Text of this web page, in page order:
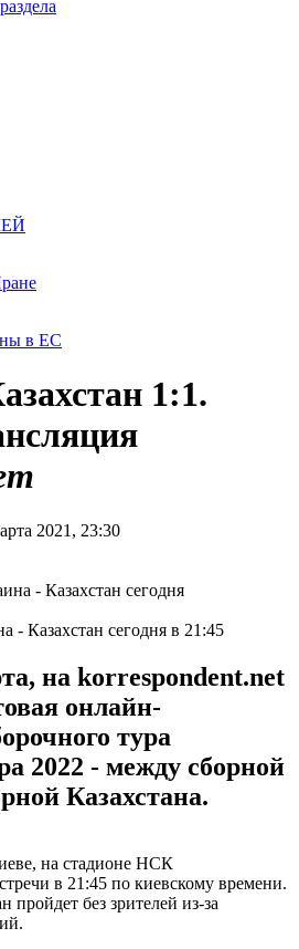
в ЕС
1:1.
2021, 23:30
- Казахстан сегодня в 21:45
на korrespondent.net
онлайн-
тура
2022 - между сборной
Казахстана.
на стадионе НСК
в 21:45 по киевскому времени.
пройдет без зрителей из-за